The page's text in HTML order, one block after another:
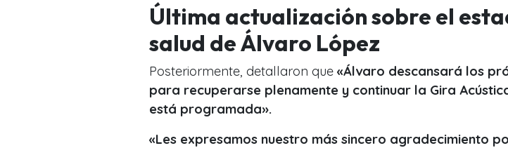
Última actualización sobre el
salud de Álvaro López
Posteriormente, detallaron que «Álvaro descansará los
para recuperarse plenamente y continuar la Gira
está programada».
«Les expresamos nuestro más sincero agradecimiento